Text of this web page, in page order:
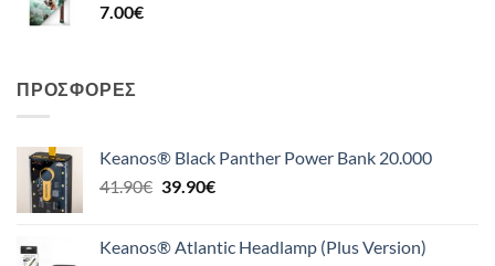
7.00€
ΠΡΟΣΦΟΡΈΣ
Keanos® Black Panther Power Bank 20.000
41.90€ Original
41.90€.
39.90€Η
είναι:
Keanos® Atlantic Headlamp (Plus Version)